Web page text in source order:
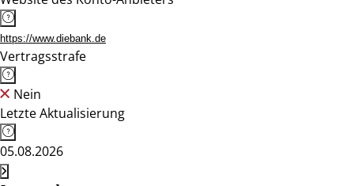
https://www.diebank.de
Vertragsstrafe
Nein
Letzte Aktualisierung
05.08.2026